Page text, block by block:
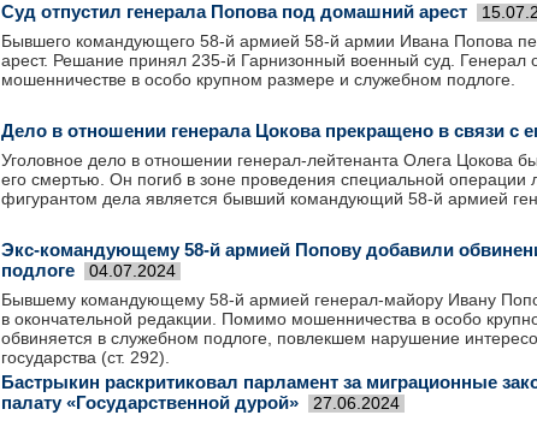
Суд отпустил генерала Попова под домашний арест
Бывшего командующего 58-й армией 58-й армии Ивана Попова
арест. Решание принял 235-й Гарнизонный военный суд. Генерал
мошенничестве в особо крупном размере и служебном подлоге.
Дело в отношении генерала Цокова прекращено в связи с
Уголовное дело в отношении генерал-лейтенанта Олега Цокова
его смертью. Он погиб в зоне проведения специальной
фигурантом дела является бывший командующий 58-й армией
Экс-командующему 58-й армией Попову добавили
подлоге
04.07.2024
Бывшему командующему 58-й армией генерал-майору Ивану
в окончательной редакции. Помимо мошенничества в особо
обвиняется в служебном подлоге, повлекшем нарушение
государства (ст. 292).
Бастрыкин раскритиковал парламент за миграционные
палату «Государственной дурой»
27.06.2024